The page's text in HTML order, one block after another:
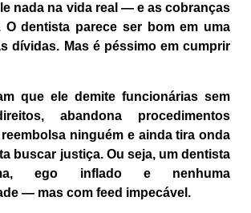
nada na vida real — e as cobranças
O dentista parece ser bom em uma
dívidas. Mas é péssimo em cumprir
que ele demite funcionárias sem
abandona procedimentos
ninguém e ainda tira onda
buscar justiça. Ou seja, um dentista
ego inflado e nenhuma
— mas com feed impecável.